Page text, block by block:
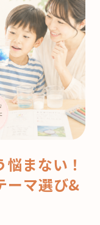
まない！
ーマ選び&